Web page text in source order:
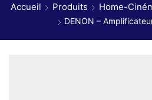
Accueil Produits Home-
DENON –